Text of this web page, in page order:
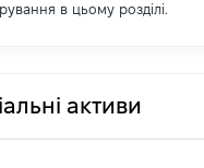
в цьому розділі.
активи